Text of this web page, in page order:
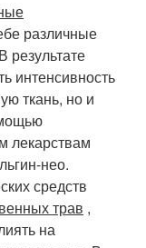
различные
результате
интенсивность
ткань, но и
лекарствам
нео.
средств
трав ,
на